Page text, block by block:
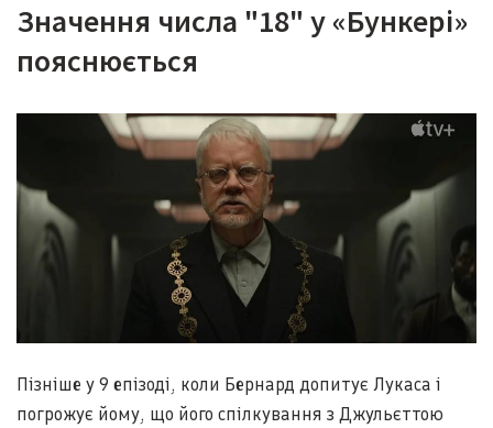
Значення числа "18" у «Бункері»
пояснюється
Пізніше у 9 епізоді, коли Бернард допитує Лукаса і
погрожує йому, що його спілкування з Джульєттою